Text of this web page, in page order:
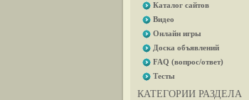
Каталог сайтов
Видео
Онлайн игры
Доска объявлений
FAQ (вопрос/ответ)
Тесты
КАТЕГОРИИ РАЗДЕЛА